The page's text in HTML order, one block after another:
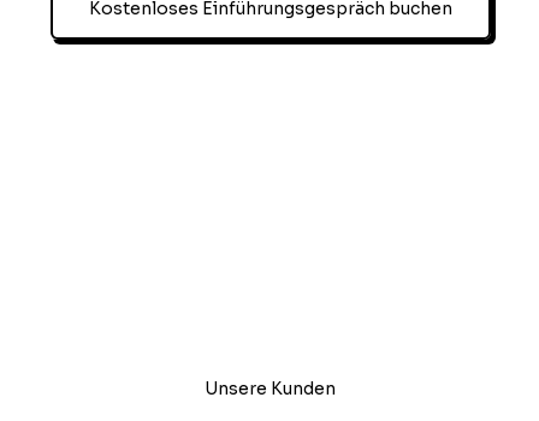
Kostenloses Einführungsgespräch buchen
Unsere Kunden